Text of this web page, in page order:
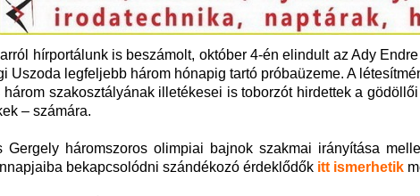
hírportálunk is beszámolt, október 4-én elindult az Ady
Uszoda legfeljebb három hónapig tartó próbaüzeme. A
három szakosztályának illetékesei is toborzót hirdettek a
– számára.
Gergely háromszoros olimpiai bajnok szakmai irányítása
bekapcsolódni szándékozó érdeklődők itt ismerhetik